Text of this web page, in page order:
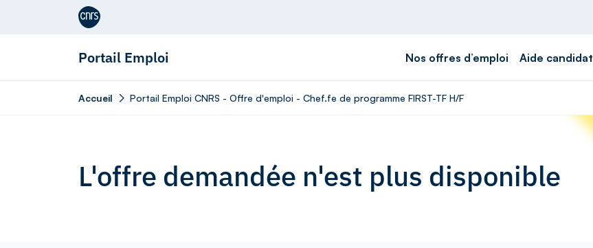
Aller au contenu
Portail Emploi Nos offres d’emploi Aide candidat
Accueil Portail Emploi CNRS - Offre d'emploi - Chef.fe de programme FIRST-TF H/F
L'offre demandée n'est plus disponible